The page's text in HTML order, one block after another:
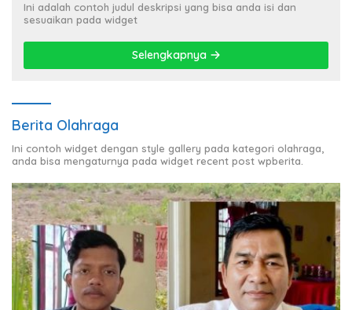
Ini adalah contoh judul deskripsi yang bisa anda isi dan
sesuaikan pada widget
Selengkapnya
Berita Olahraga
Ini contoh widget dengan style gallery pada kategori olahraga,
anda bisa mengaturnya pada widget recent post wpberita.